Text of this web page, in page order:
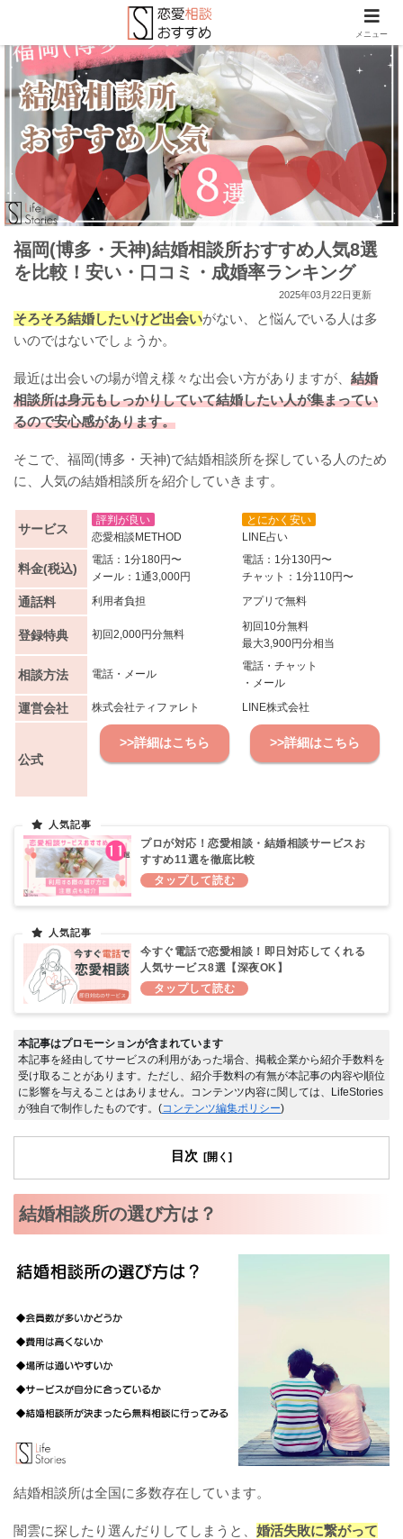
福岡(博多・天神)結婚相談所おすすめ人気8選
を比較！安い・口コミ・成婚率ランキング
2025年03月22日更新
そろそろ結婚したいけど出会いがない、と悩んでいる人は多
いのではないでしょうか。
最近は出会いの場が増え様々な出会い方がありますが、 結婚
相談所は身元もしっかりしていて結婚したい人が集まってい
るので安心感があります。
そこで、福岡(博多・天神)で結婚相談所を探している人のため
に、人気の結婚相談所を紹介していきます。
サービス
評判が良い
恋愛相談METHOD
とにかく安い
LINE占い
料金(税込)
電話：1分180円〜
メール：1通3,000円
電話：1分130円〜
チャット：1分110円〜
通話料 利用者負担 アプリで無料
登録特典 初回2,000円分無料
初回10分無料
最大3,900円分相当
相談方法 電話・メール
電話・チャット
・メール
運営会社 株式会社ティファレト LINE株式会社
公式
>>詳細はこちら >>詳細はこちら
プロが対応！恋愛相談・結婚相談サービスお
すすめ11選を徹底比較
今すぐ電話で恋愛相談！即日対応してくれる
人気サービス8選【深夜OK】
本記事はプロモーションが含まれています
本記事を経由してサービスの利用があった場合、掲載企業から紹介手数料を
受け取ることがあります。ただし、紹介手数料の有無が本記事の内容や順位
に影響を与えることはありません。コンテンツ内容に関しては、LifeStories
が独自で制作したものです。(コンテンツ編集ポリシー)
目次
結婚相談所の選び方は？
結婚相談所は全国に多数存在しています。
闇雲に探したり選んだりしてしまうと、 婚活失敗に繋がって
メニュー